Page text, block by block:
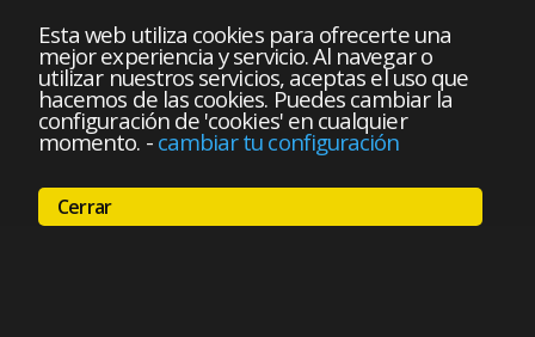
Esta web utiliza cookies para ofrecerte una
mejor experiencia y servicio. Al navegar o
utilizar nuestros servicios, aceptas el uso que
hacemos de las cookies. Puedes cambiar la
configuración de 'cookies' en cualquier
momento. - cambiar tu configuración
Cerrar